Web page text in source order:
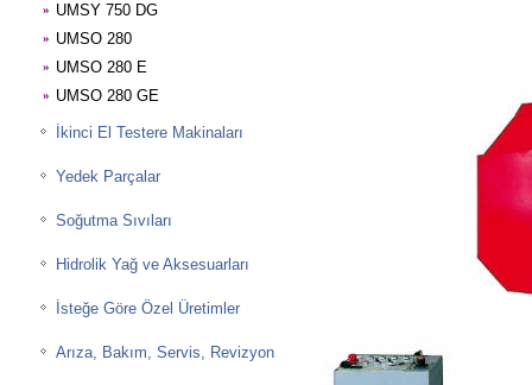
» UMSY 750 DG
» UMSO 280
» UMSO 280 E
» UMSO 280 GE
İkinci El Testere Makinaları
Yedek Parçalar
Soğutma Sıvıları
Hidrolik Yağ ve Aksesuarları
İsteğe Göre Özel Üretimler
Arıza, Bakım, Servis, Revizyon